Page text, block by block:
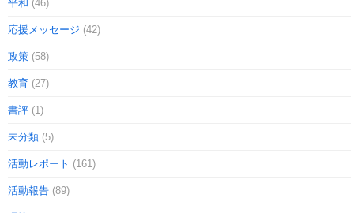
平和 (46)
応援メッセージ (42)
政策 (58)
教育 (27)
書評 (1)
未分類 (5)
活動レポート (161)
活動報告 (89)